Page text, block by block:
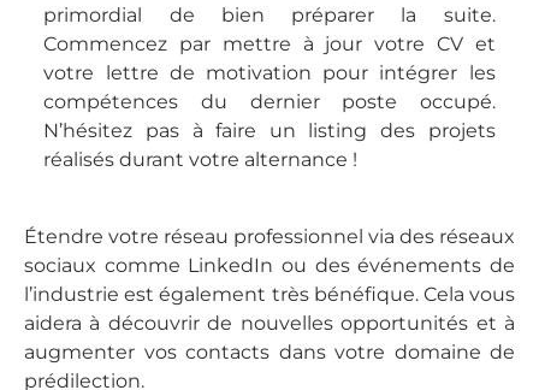
primordial de bien préparer la suite.
Commencez par mettre à jour votre CV et
votre lettre de motivation pour intégrer les
compétences du dernier poste occupé.
N’hésitez pas à faire un listing des projets
réalisés durant votre alternance !
Étendre votre réseau professionnel via des réseaux
sociaux comme LinkedIn ou des événements de
l’industrie est également très bénéfique. Cela vous
aidera à découvrir de nouvelles opportunités et à
augmenter vos contacts dans votre domaine de
prédilection.